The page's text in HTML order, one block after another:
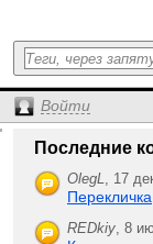
Войти
Последние
OlegL, 17
Перекличка
REDkiy, 8